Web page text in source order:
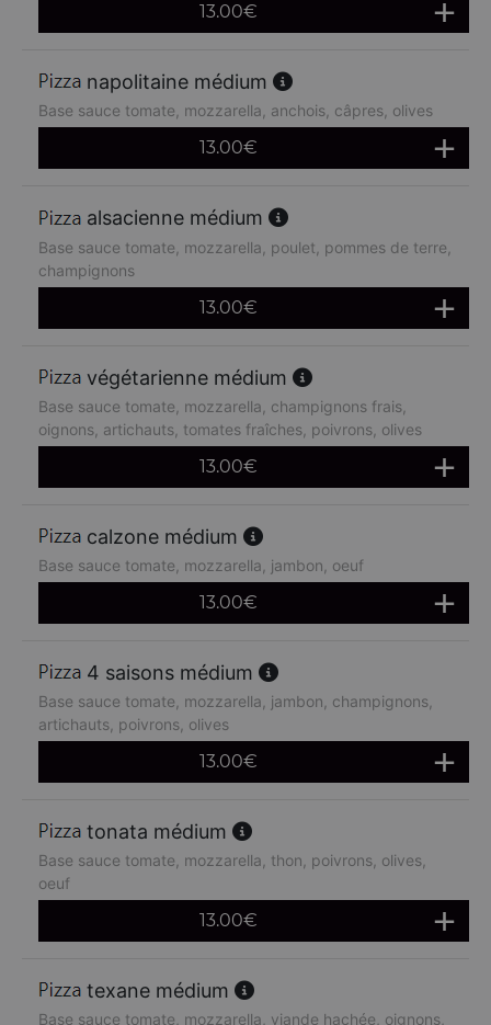
13.00€
napolitaine médium
Base sauce tomate, mozzarella, anchois, câpres, olives
13.00€
alsacienne médium
Base sauce tomate, mozzarella, poulet, pommes de terre,
champignons
13.00€
végétarienne médium
Base sauce tomate, mozzarella, champignons frais,
oignons, artichauts, tomates fraîches, poivrons, olives
13.00€
calzone médium
Base sauce tomate, mozzarella, jambon, oeuf
13.00€
4 saisons médium
Base sauce tomate, mozzarella, jambon, champignons,
artichauts, poivrons, olives
13.00€
tonata médium
Base sauce tomate, mozzarella, thon, poivrons, olives,
oeuf
13.00€
texane médium
Base sauce tomate, mozzarella, viande hachée, oignons,